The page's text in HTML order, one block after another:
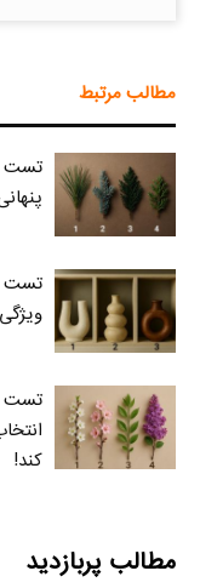
مطالب مرتبط
تست
تست
تست
کند!
مطالب پربازدید